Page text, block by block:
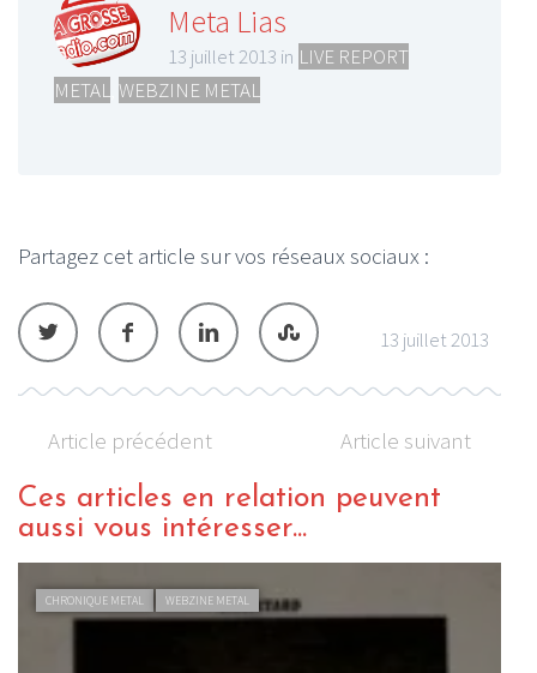
Meta Lias
13 juillet 2013 in LIVE REPORT
METAL WEBZINE METAL
Partagez cet article sur vos réseaux sociaux :
13 juillet 2013
Article précédent Article suivant
Ces articles en relation peuvent
aussi vous intéresser...
CHRONIQUE METAL WEBZINE METAL